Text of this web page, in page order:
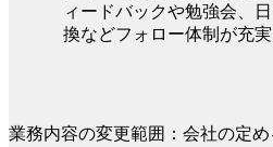
ィードバックや勉強会、
換などフォロー体制が充実
業務内容の変更範囲：会社の定